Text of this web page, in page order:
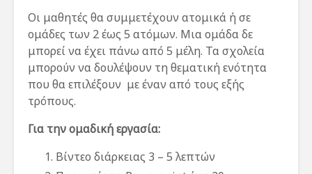
Οι μαθητές θα συμμετέχουν ατομικά ή σε
ομάδες των 2 έως 5 ατόμων. Μια ομάδα δε
μπορεί να έχει πάνω από 5 μέλη. Τα σχολεία
μπορούν να δουλέψουν τη θεματική ενότητα
που θα επιλέξουν με έναν από τους εξής
τρόπους.
Για την ομαδική εργασία:
Βίντεο διάρκειας 3 – 5 λεπτών